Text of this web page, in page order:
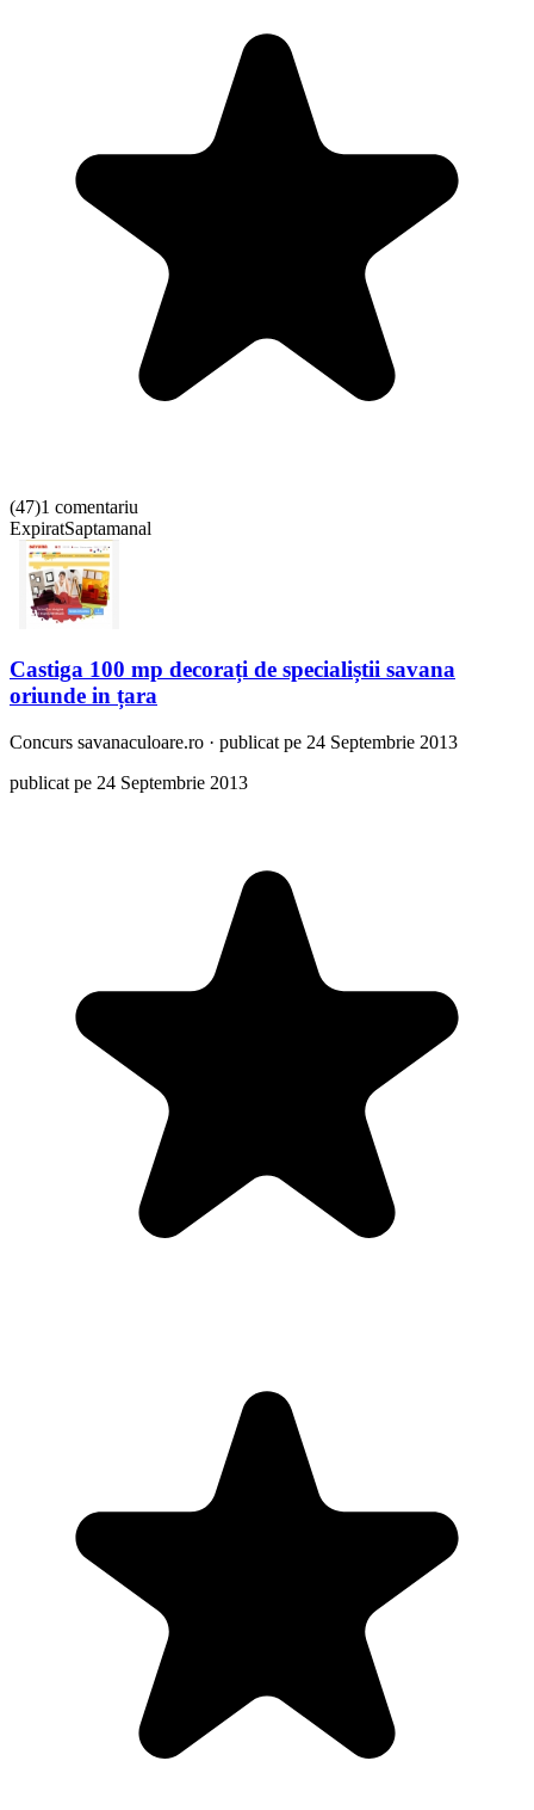
(47)1 comentariu
ExpiratSaptamanal
Castiga 100 mp decorați de specialiștii savana
oriunde in țara
Concurs savanaculoare.ro · publicat pe 24 Septembrie 2013
publicat pe 24 Septembrie 2013